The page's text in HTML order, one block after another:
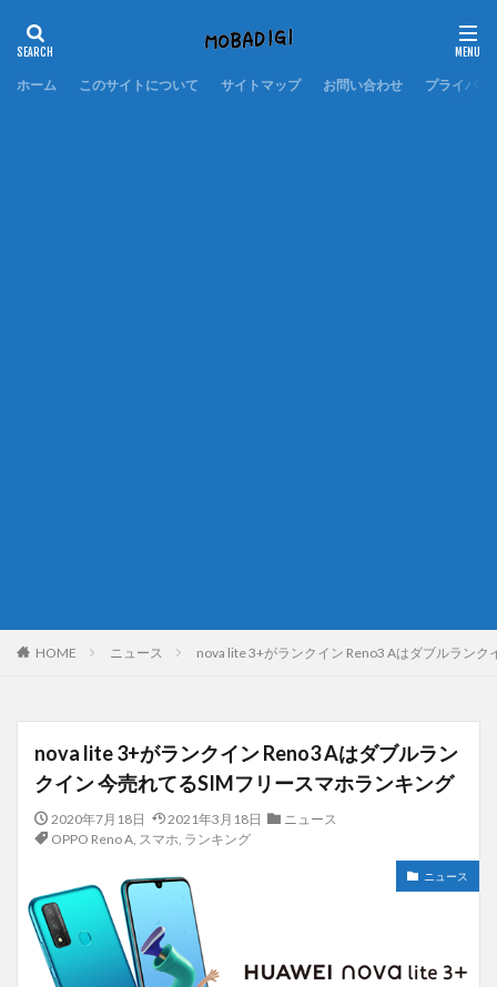
ホーム このサイトについて サイトマップ お問い合わせ プライバシ
HOME ニュース nova lite 3+がランクイン Reno3 Aはダブルラン
nova lite 3+がランクイン Reno3 Aはダブルラン
クイン 今売れてるSIMフリースマホランキング
2020年7月18日 2021年3月18日
ニュース
OPPO Reno A, スマホ, ランキング
ニュース